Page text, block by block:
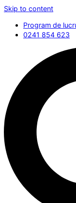
Skip to content
Program de
0241 854 623